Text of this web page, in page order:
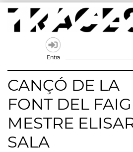
Skip
content
Un mapa de la memòria obert
Entra
CANÇÓ DE LA
FONT DEL
MESTRE
SALA